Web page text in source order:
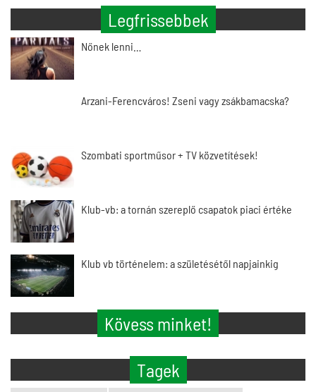
Legfrissebbek
Nőnek lenni…
Arzani-Ferencváros! Zseni vagy zsákbamacska?
Szombati sportműsor + TV közvetítések!
Klub-vb: a tornán szereplő csapatok piaci értéke
Klub vb történelem: a születésétől napjainkig
Kövess minket!
Tagek